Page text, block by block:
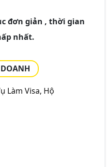
đơn giản , thời gian
nhất.
Làm Visa, Hộ